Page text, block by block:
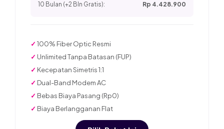
10 Bulan (+2 Bln Gratis):
Rp 4.428.900
✓ 100% Fiber Optic Resmi
✓ Unlimited Tanpa Batasan (FUP)
✓ Kecepatan Simetris 1:1
✓ Dual-Band Modem AC
✓ Bebas Biaya Pasang (Rp0)
✓ Biaya Berlangganan Flat